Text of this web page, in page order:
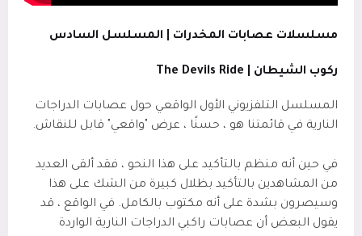
مسلسلات عصابات المخدرات | المسلسل السادس
ركوب الشيطان | The Devils Ride
المسلسل التلفزيوني الأول الواقعي حول عصابات الدراجات
النارية في قائمتنا هو ، حسنًا ، عرض "واقعي" قابل للنقاش.
في حين أنه منظم بالتأكيد على هذا النحو ، فقد ألقى العديد
من المشاهدين بالتأكيد بظلال كبيرة من الشك على هذا
وسيصرون بشدة على أنه مكتوب بالكامل. في الواقع ، قد
يقول البعض أن عصابات راكبي الدراجات النارية الواردة